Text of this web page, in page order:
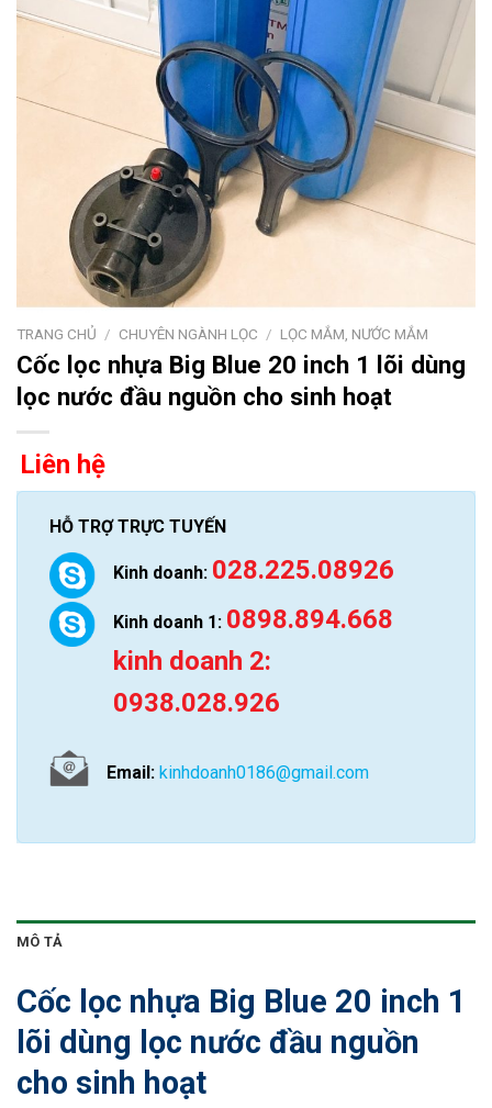
TRANG CHỦ / CHUYÊN NGÀNH LỌC / LỌC MẮM, NƯỚC MẮM
Cốc lọc nhựa Big Blue 20 inch 1 lõi dùng
lọc nước đầu nguồn cho sinh hoạt
Liên hệ
HỖ TRỢ TRỰC TUYẾN
Kinh doanh: 028.225.08926
Kinh doanh 1: 0898.894.668
kinh doanh 2:
0938.028.926
Email: kinhdoanh0186@gmail.com
MÔ TẢ
Cốc lọc nhựa Big Blue 20 inch 1
lõi dùng lọc nước đầu nguồn
cho sinh hoạt